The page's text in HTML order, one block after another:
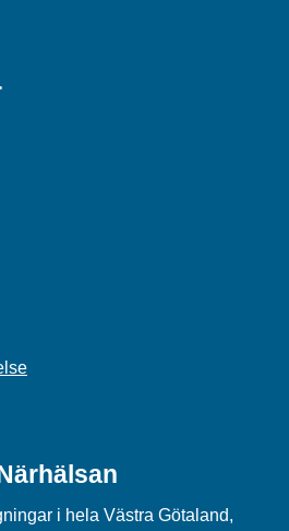
i hela Västra Götaland,